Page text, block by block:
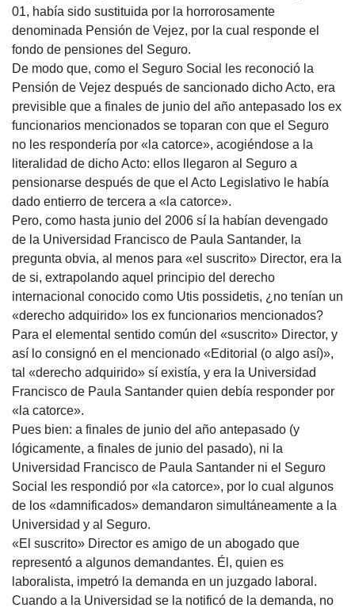
01, había sido sustituida por la horrorosamente
denominada Pensión de Vejez, por la cual responde el
fondo de pensiones del Seguro.
De modo que, como el Seguro Social les reconoció la
Pensión de Vejez después de sancionado dicho Acto, era
previsible que a finales de junio del año antepasado los ex
funcionarios mencionados se toparan con que el Seguro
no les respondería por «la catorce», acogiéndose a la
literalidad de dicho Acto: ellos llegaron al Seguro a
pensionarse después de que el Acto Legislativo le había
dado entierro de tercera a «la catorce».
Pero, como hasta junio del 2006 sí la habían devengado
de la Universidad Francisco de Paula Santander, la
pregunta obvia, al menos para «el suscrito» Director, era la
de si, extrapolando aquel principio del derecho
internacional conocido como Utis possidetis, ¿no tenían un
«derecho adquirido» los ex funcionarios mencionados?
Para el elemental sentido común del «suscrito» Director, y
así lo consignó en el mencionado «Editorial (o algo así)»,
tal «derecho adquirido» sí existía, y era la Universidad
Francisco de Paula Santander quien debía responder por
«la catorce».
Pues bien: a finales de junio del año antepasado (y
lógicamente, a finales de junio del pasado), ni la
Universidad Francisco de Paula Santander ni el Seguro
Social les respondió por «la catorce», por lo cual algunos
de los «damnificados» demandaron simultáneamente a la
Universidad y al Seguro.
«El suscrito» Director es amigo de un abogado que
representó a algunos demandantes. Él, quien es
laboralista, impetró la demanda en un juzgado laboral.
Cuando a la Universidad se la notificó de la demanda, no